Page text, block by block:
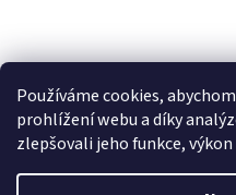
Používáme cookies,
prohlížení webu a díky
zlepšovali jeho funkce,
á